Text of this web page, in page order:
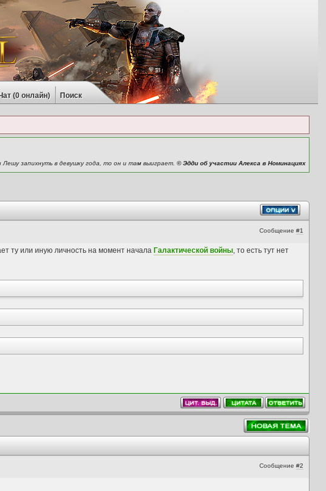
(0 онлайн) Поиск
Лешу запихнуть в девушку года, то он и там выиграет.© Эдди об участии Алекса в Номинациях
Сообщение #1
ту или иную личность на момент начала Галактической войны, то есть тут нет
Сообщение #2